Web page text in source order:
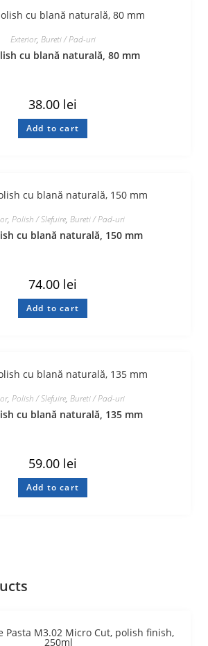
Exterior, Bureti / Pad-uri
cu blană naturală, 80 mm
38.00 lei
Add to cart
, Polish / Slefuire, Bureti / Pad-uri
cu blană naturală, 150 mm
74.00 lei
Add to cart
, Polish / Slefuire, Bureti / Pad-uri
cu blană naturală, 135 mm
59.00 lei
Add to cart